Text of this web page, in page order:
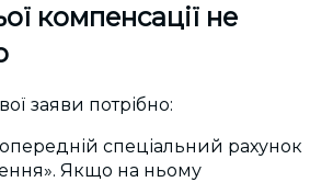
компенсації не
заяви потрібно:
спеціальний рахунок
Якщо на ньому